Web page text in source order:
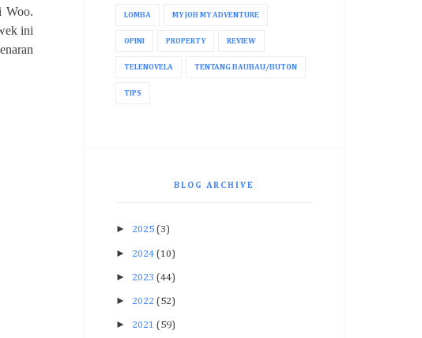
Woo.
ini
LOMBA MY JOB MY ADVENTURE
OPINI PROPERTY REVIEW
TELENOVELA TENTANG BAUBAU/BUTON
TIPS
BLOG ARCHIVE
► 2025 (3)
► 2024 (10)
► 2023 (44)
► 2022 (52)
► 2021 (59)